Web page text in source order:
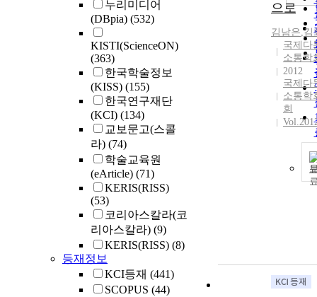
누리미디어
(DBpia) (532)
KISTI(ScienceON)
(363)
한국학술정보
(KISS) (155)
한국연구재단
(KCI) (134)
교보문고(스콜
라) (74)
학술교육원
(eArticle) (71)
KERIS(RISS)
(53)
코리아스칼라(코
리아스칼라) (9)
KERIS(RISS) (8)
등재정보
KCI등재 (441)
SCOPUS (44)
으로
김남은,김
국제다
소통학
2012
국제다
소통학
회